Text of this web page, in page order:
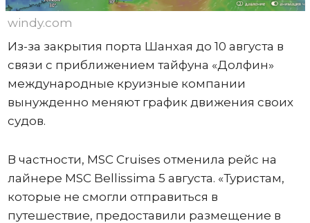
windy.com
Из-за закрытия порта Шанхая до 10 августа в
связи с приближением тайфуна «Долфин»
международные круизные компании
вынужденно меняют график движения своих
судов.
В частности, MSC Cruises отменила рейс на
лайнере MSC Bellissima 5 августа. «Туристам,
которые не смогли отправиться в
путешествие, предоставили размещение в